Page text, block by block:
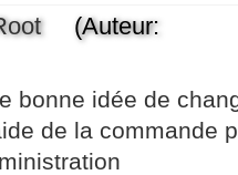
(Auteur:
bonne idée de
de la commande